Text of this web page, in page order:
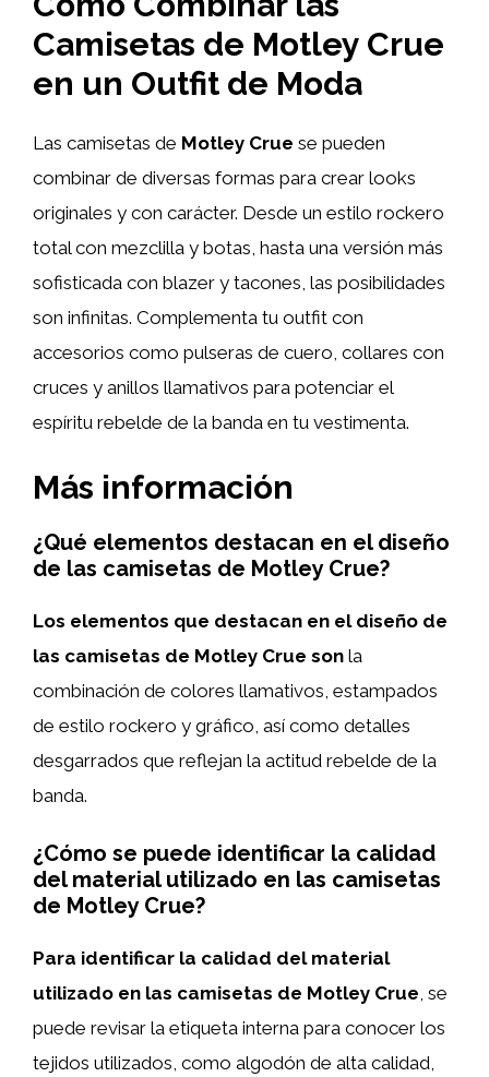
Camisetas de Motley Crue
en un Outfit de Moda
Las camisetas de Motley Crue se pueden
combinar de diversas formas para crear looks
originales y con carácter. Desde un estilo rockero
total con mezclilla y botas, hasta una versión más
sofisticada con blazer y tacones, las posibilidades
son infinitas. Complementa tu outfit con
accesorios como pulseras de cuero, collares con
cruces y anillos llamativos para potenciar el
espíritu rebelde de la banda en tu vestimenta.
Más información
¿Qué elementos destacan en el diseño
de las camisetas de Motley Crue?
Los elementos que destacan en el diseño de
las camisetas de Motley Crue son la
combinación de colores llamativos, estampados
de estilo rockero y gráfico, así como detalles
desgarrados que reflejan la actitud rebelde de la
banda.
¿Cómo se puede identificar la calidad
del material utilizado en las camisetas
de Motley Crue?
Para identificar la calidad del material
utilizado en las camisetas de Motley Crue, se
puede revisar la etiqueta interna para conocer los
tejidos utilizados, como algodón de alta calidad,